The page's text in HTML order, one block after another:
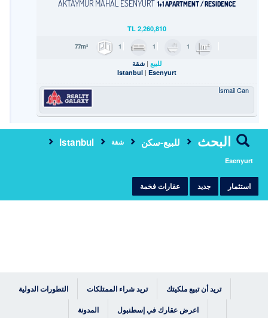
AKTAYMUR MAHAL ESENYURT 1+1 APARTMENT / RESIDENCE
TL 2,260,810
1 1 1
للبيع
شقة
Istanbul Esenyurt
İsmail Can
البحث للبيع-سكن شقة Istanbul
Esenyurt
استثمار جديد عقارات فخمة
التطورات الدولية تريد شراء الممتلكات تريد أن تبيع ملكيتك
المدونة
اعرض عقارك في إسطنبول